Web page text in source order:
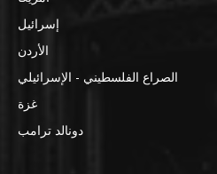
إسرائيل
الأردن
الصراع الفلسطيني - الإسرائيلي
غزة
دونالد ترامب